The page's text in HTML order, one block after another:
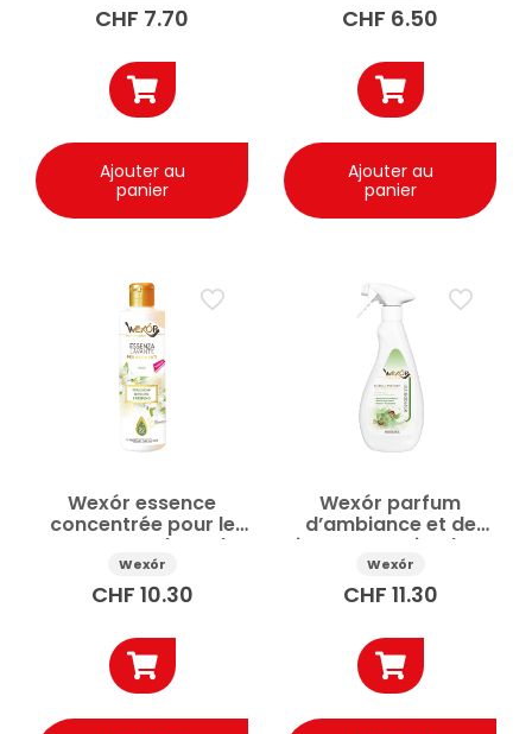
CHF 7.70
Ajouter au
panier
CHF 6.50
Ajouter au
panier
Wexór essence
concentrée pour le
nettoyage des sols
Néroli 235ml
Wexór
CHF 10.30
Wexór parfum
d’ambiance et de
tissu Spray Himalaya
vert 750ml
Wexór
CHF 11.30